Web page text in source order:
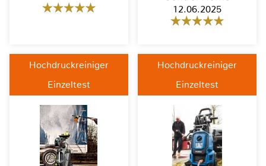
12.06.2025
Hochdruckreiniger
Einzeltest
Hochdruckreiniger
Einzeltest